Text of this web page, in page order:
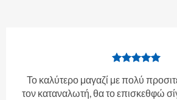
Το καλύτερο μαγαζί με πολύ
τον καταναλωτή, θα το επισκεθφώ